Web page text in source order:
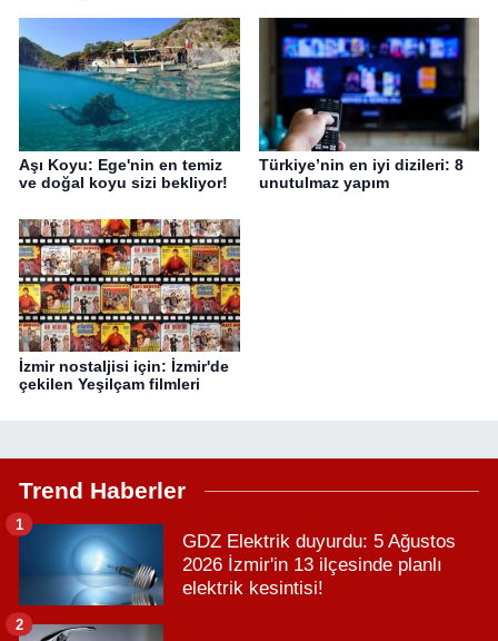
Aşı Koyu: Ege'nin en temiz
ve doğal koyu sizi bekliyor!
Türkiye’nin en iyi dizileri: 8
unutulmaz yapım
İzmir nostaljisi için: İzmir'de
çekilen Yeşilçam filmleri
Trend Haberler
GDZ Elektrik duyurdu: 5 Ağustos
2026 İzmir'in 13 ilçesinde planlı
elektrik kesintisi!
1
2